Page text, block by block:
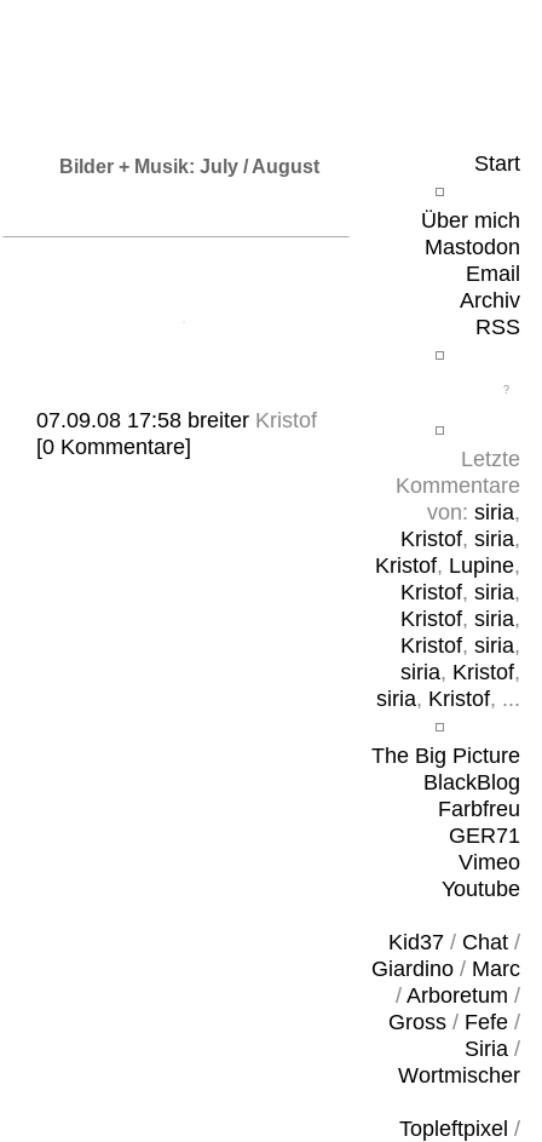
Start
Über mich
Mastodon
Email
Archiv
RSS
Letzte
Kommentare
von: siria,
Kristof, siria,
Kristof, Lupine,
Kristof, siria,
Kristof, siria,
Kristof, siria,
siria, Kristof,
siria, Kristof, ...
The Big Picture
BlackBlog
Farbfreu
GER71
Vimeo
Youtube
Kid37/ Chat/
Giardino/ Marc
/ Arboretum /
Gross/ Fefe/
Siria/
Wortmischer
Topleftpixel /
Bilder + Musik: July / August
07.09.08 17:58 breiter Kristof
[0 Kommentare]